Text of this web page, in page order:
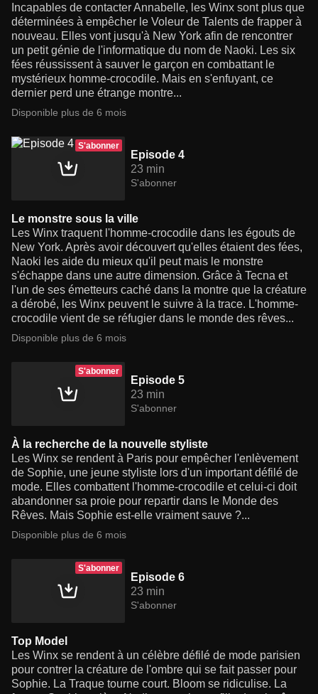
Incapables de contacter Annabelle, les Winx sont plus que
déterminées à empêcher le Voleur de Talents de frapper à
nouveau. Elles vont jusqu'à New York afin de rencontrer
un petit génie de l'informatique du nom de Naoki. Les six
fées réussissent à sauver le garçon en combattant le
mystérieux homme-crocodile. Mais en s'enfuyant, ce
dernier perd une étrange montre...
Disponible plus de 6 mois
S'abonner
Episode 4
23 min
S'abonner
Le monstre sous la ville
Les Winx traquent l'homme-crocodile dans les égouts de
New York. Après avoir découvert qu'elles étaient des fées,
Naoki les aide du mieux qu'il peut mais le monstre
s'échappe dans une autre dimension. Grâce à Tecna et
l'un de ses émetteurs caché dans la montre que la créature
a dérobé, les Winx peuvent le suivre à la trace. L'homme-
crocodile vient de se réfugier dans le monde des rêves...
Disponible plus de 6 mois
S'abonner
Episode 5
23 min
S'abonner
À la recherche de la nouvelle styliste
Les Winx se rendent à Paris pour empêcher l'enlèvement
de Sophie, une jeune styliste lors d'un important défilé de
mode. Elles combattent l'homme-crocodile et celui-ci doit
abandonner sa proie pour repartir dans le Monde des
Rêves. Mais Sophie est-elle vraiment sauve ?...
Disponible plus de 6 mois
S'abonner
Episode 6
23 min
S'abonner
Top Model
Les Winx se rendent à un célèbre défilé de mode parisien
pour contrer la créature de l'ombre qui se fait passer pour
Sophie. La Traque tourne court. Bloom se ridiculise. La